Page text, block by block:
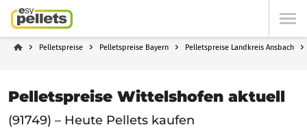
Pelletspreise Pelletspreise Bayern Pelletspreise Landkreis Ansbach
Pelletspreise Wittelshofen aktuell
(91749) – Heute Pellets kaufen